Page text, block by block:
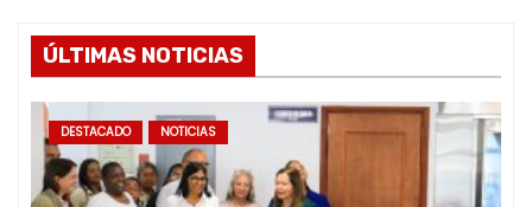
ÚLTIMAS NOTICIAS
DESTACADO NOTICIAS